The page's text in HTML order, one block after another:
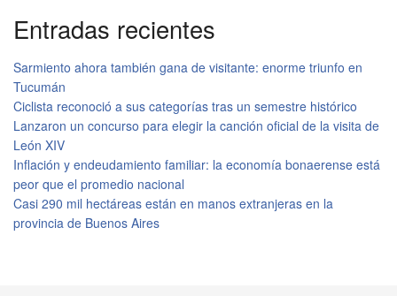
Entradas recientes
Sarmiento ahora también gana de visitante: enorme triunfo en
Tucumán
Ciclista reconoció a sus categorías tras un semestre histórico
Lanzaron un concurso para elegir la canción oficial de la visita de
León XIV
Inflación y endeudamiento familiar: la economía bonaerense está
peor que el promedio nacional
Casi 290 mil hectáreas están en manos extranjeras en la
provincia de Buenos Aires